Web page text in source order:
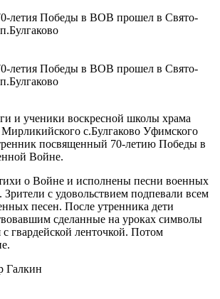
летия Победы в ВОВ прошел в Свято-
летия Победы в ВОВ прошел в Свято-
и ученики воскресной школы храма
Мирликийского с.Булгаково Уфимского
посвященный 70-летию Победы в
Войне.
о Войне и исполнены песни военных
с удовольствием подпевали всем
песен. После утренника дети
сделанные на уроках символы
гвардейской ленточкой. Потом
Галкин